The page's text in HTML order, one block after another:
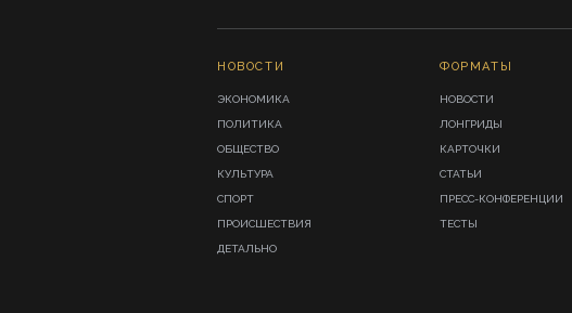
НОВОСТИ
ЭКОНОМИКА
ПОЛИТИКА
ОБЩЕСТВО
КУЛЬТУРА
СПОРТ
ПРОИСШЕСТВИЯ
ДЕТАЛЬНО
ФОРМАТЫ
НОВОСТИ
ЛОНГРИДЫ
КАРТОЧКИ
СТАТЬИ
ПРЕСС-КОНФЕРЕНЦИИ
ТЕСТЫ